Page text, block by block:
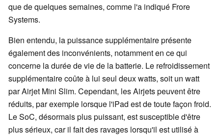
que de quelques semaines, comme l'a indiqué Frore
Systems.
Bien entendu, la puissance supplémentaire présente
également des inconvénients, notamment en ce qui
concerne la durée de vie de la batterie. Le refroidissement
supplémentaire coûte à lui seul deux watts, soit un watt
par Airjet Mini Slim. Cependant, les Airjets peuvent être
réduits, par exemple lorsque l'iPad est de toute façon froid.
Le SoC, désormais plus puissant, est susceptible d'être
plus sérieux, car il fait des ravages lorsqu'il est utilisé à